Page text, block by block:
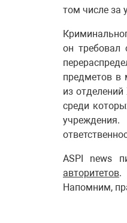
том числе за
он требовал
предметов в
из
среди
ASPI news
авторитетов.
Напомним,